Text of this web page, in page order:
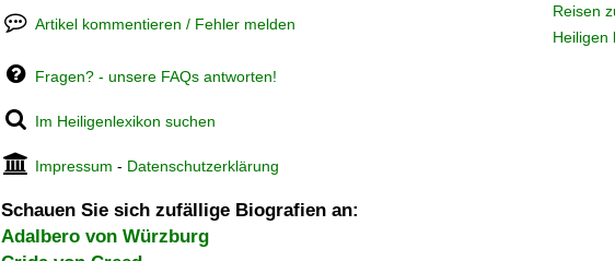
Reisen
Heiligen
Artikel kommentieren / Fehler melden
Fragen? - unsere FAQs antworten!
Im Heiligenlexikon suchen
Impressum - Datenschutzerklärung
Schauen Sie sich zufällige Biografien an:
Adalbero von Würzburg